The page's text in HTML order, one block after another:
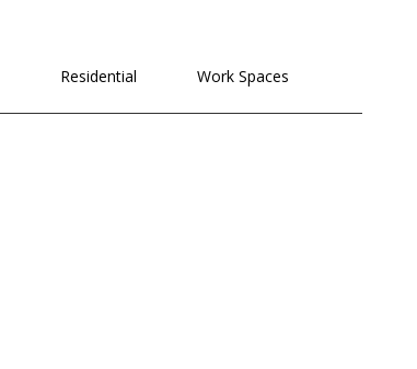
Work Spaces
Residential